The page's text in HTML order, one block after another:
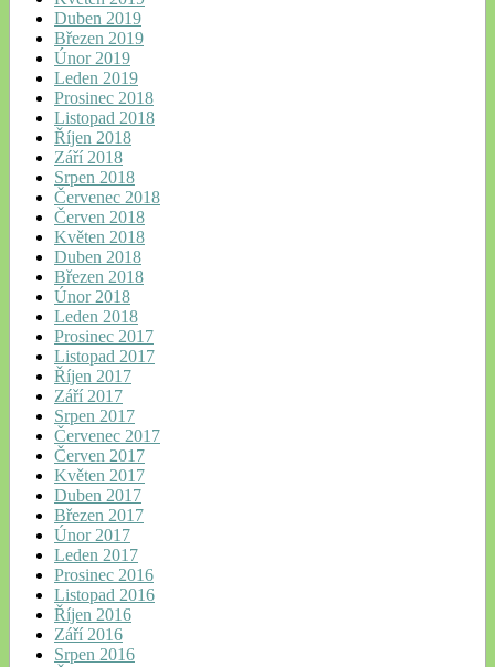
Duben 2019
Březen 2019
Únor 2019
Leden 2019
Prosinec 2018
Listopad 2018
Říjen 2018
Září 2018
Srpen 2018
Červenec 2018
Červen 2018
Květen 2018
Duben 2018
Březen 2018
Únor 2018
Leden 2018
Prosinec 2017
Listopad 2017
Říjen 2017
Září 2017
Srpen 2017
Červenec 2017
Červen 2017
Květen 2017
Duben 2017
Březen 2017
Únor 2017
Leden 2017
Prosinec 2016
Listopad 2016
Říjen 2016
Září 2016
Srpen 2016